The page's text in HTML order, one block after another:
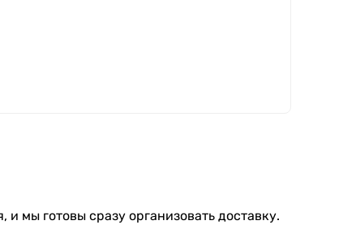
и мы готовы сразу организовать доставку.